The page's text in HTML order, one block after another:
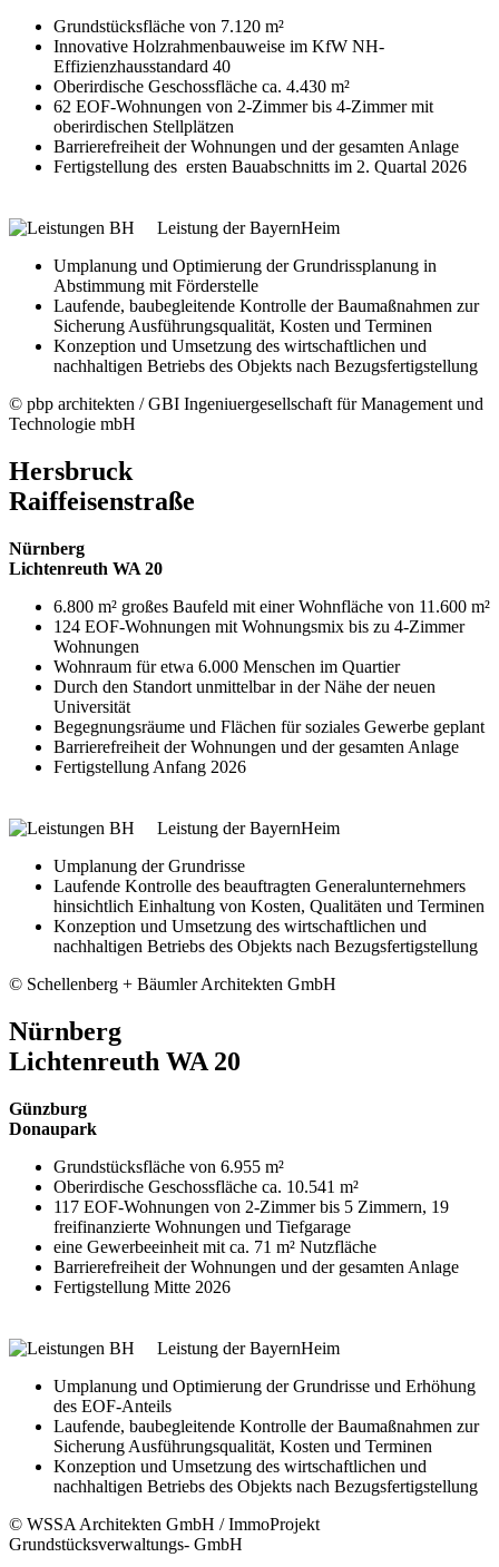
Grundstücksfläche von 7.120 m²
Innovative Holzrahmenbauweise im KfW NH-
Effizienzhausstandard 40
Oberirdische Geschossfläche ca. 4.430 m²
62 EOF-Wohnungen von 2-Zimmer bis 4-Zimmer mit
oberirdischen Stellplätzen
Barrierefreiheit der Wohnungen und der gesamten Anlage
Fertigstellung des ersten Bauabschnitts im 2. Quartal 2026
Leistung der BayernHeim
Umplanung und Optimierung der Grundrissplanung in
Abstimmung mit Förderstelle
Laufende, baubegleitende Kontrolle der Baumaßnahmen zur
Sicherung Ausführungsqualität, Kosten und Terminen
Konzeption und Umsetzung des wirtschaftlichen und
nachhaltigen Betriebs des Objekts nach Bezugsfertigstellung
© pbp architekten / GBI Ingeniuergesellschaft für Management und
Technologie mbH
Hersbruck
Raiffeisenstraße
Nürnberg
Lichtenreuth WA 20
6.800 m² großes Baufeld mit einer Wohnfläche von 11.600 m²
124 EOF-Wohnungen mit Wohnungsmix bis zu 4-Zimmer
Wohnungen
Wohnraum für etwa 6.000 Menschen im Quartier
Durch den Standort unmittelbar in der Nähe der neuen
Universität
Begegnungsräume und Flächen für soziales Gewerbe geplant
Barrierefreiheit der Wohnungen und der gesamten Anlage
Fertigstellung Anfang 2026
Leistung der BayernHeim
Umplanung der Grundrisse
Laufende Kontrolle des beauftragten Generalunternehmers
hinsichtlich Einhaltung von Kosten, Qualitäten und Terminen
Konzeption und Umsetzung des wirtschaftlichen und
nachhaltigen Betriebs des Objekts nach Bezugsfertigstellung
© Schellenberg + Bäumler Architekten GmbH
Nürnberg
Lichtenreuth WA 20
Günzburg
Donaupark
Grundstücksfläche von 6.955 m²
Oberirdische Geschossfläche ca. 10.541 m²
117 EOF-Wohnungen von 2-Zimmer bis 5 Zimmern, 19
freifinanzierte Wohnungen und Tiefgarage
eine Gewerbeeinheit mit ca. 71 m² Nutzfläche
Barrierefreiheit der Wohnungen und der gesamten Anlage
Fertigstellung Mitte 2026
Leistung der BayernHeim
Umplanung und Optimierung der Grundrisse und Erhöhung
des EOF-Anteils
Laufende, baubegleitende Kontrolle der Baumaßnahmen zur
Sicherung Ausführungsqualität, Kosten und Terminen
Konzeption und Umsetzung des wirtschaftlichen und
nachhaltigen Betriebs des Objekts nach Bezugsfertigstellung
© WSSA Architekten GmbH / ImmoProjekt
Grundstücksverwaltungs- GmbH